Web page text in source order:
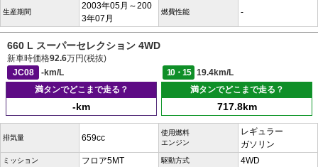
生産期間
2003年05月～200
3年07月
燃費性能 -
660 L スーパーセレクション 4WD
新車時価格92.6万円(税抜)
JC08
-km/L 10・15
19.4km/L
満タンでどこまで走る？
-km
満タンでどこまで走る？
717.8km
排気量 659cc
使用燃料
エンジン
レギュラー
ガソリン
ミッション フロア5MT 駆動方式 4WD